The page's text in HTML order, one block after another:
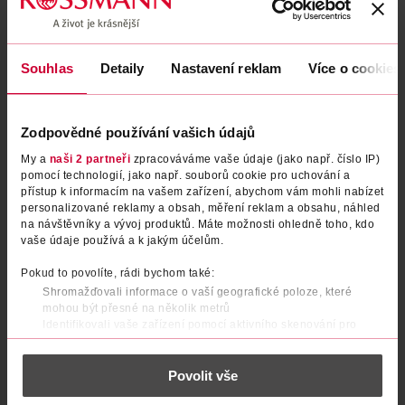
Souhlas Detaily Nastavení reklam Více o cookies
Zodpovědné používání vašich údajů
My a naši 2 partneři zpracováváme vaše údaje (jako např. číslo IP)
pomocí technologií, jako např. souborů cookie pro uchování a
přístup k informacím na vašem zařízení, abychom vám mohli nabízet
personalizované reklamy a obsah, měření reklam a obsahu, náhled
na návštěvníky a vývoj produktů. Máte možnosti ohledně toho, kdo
vaše údaje používá a k jakým účelům.
Pokud to povolíte, rádi bychom také:
Shromažďovali informace o vaší geografické poloze, které
mohou být přesné na několik metrů
Identifikovali vaše zařízení pomocí aktivního skenování pro
konkrétní charakteristiky (otisk prstu)
Zjistěte více o tom, jak zpracováváme vaše osobní údaje, a nastavte
části s podrobnostmi . Svůj souhlas můžete kdykoliv
Povolit vše
Repelent sprej pro děti
99.90 Kč
DO KOŠÍKU
Obj. č.: 579803
Francovkový masážní gel
79.90 Kč
Obj. č.: 578721